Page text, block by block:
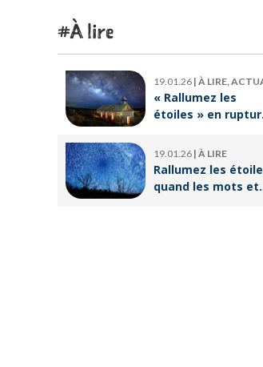
À lire
19.01.26 | À LIRE,
« Rallumez les
étoiles » en
le livre d’Emeric
Lebreton dès
maintenant ?
19.01.26 | À LIRE
Rallumez les
quand les mots et